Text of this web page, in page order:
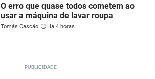
O erro que quase todos cometem ao
usar a máquina de lavar roupa
Tomás Cascão Há 4 horas